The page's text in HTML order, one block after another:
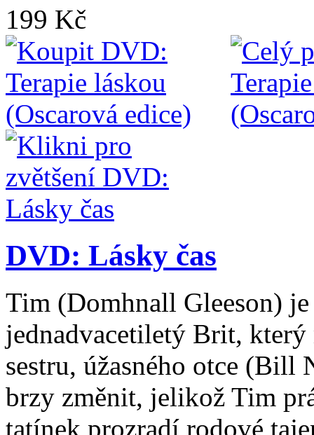
199 Kč
DVD: Lásky čas
Tim (Domhnall Gleeson)
jednadvacetiletý Brit,
sestru, úžasného otce (Bill
brzy změnit, jelikož Tim
tatínek prozradí rodové